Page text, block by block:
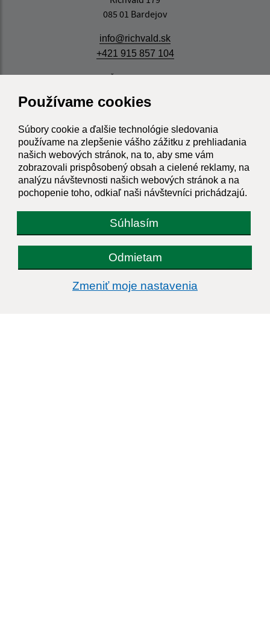
Používame cookies
Súbory cookie a ďalšie technológie sledovania
používame na zlepšenie vášho zážitku z prehliadania
našich webových stránok, na to, aby sme vám
zobrazovali prispôsobený obsah a cielené reklamy, na
analýzu návštevnosti našich webových stránok a na
pochopenie toho, odkiaľ naši návštevníci prichádzajú.
Súhlasím
Odmietam
Zmeniť moje nastavenia
085 01 Bardejov
info@richvald.sk
+421 915 857 104
IČO: 00322555